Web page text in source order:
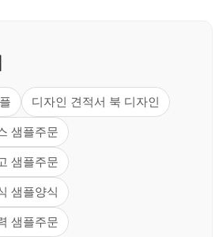
디자인 견적서 북 디자인
샘플주문
샘플주문
샘플양식
샘플주문